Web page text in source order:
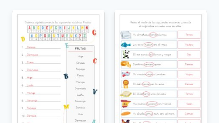
alfabeto